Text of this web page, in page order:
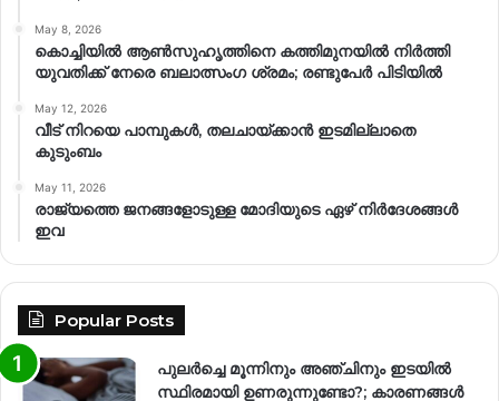
May 8, 2026
കൊച്ചിയിൽ ആൺസുഹൃത്തിനെ കത്തിമുനയിൽ നിർത്തി
യുവതിക്ക് നേരെ ബലാത്സംഗ​ ശ്രമം; രണ്ടുപേർ പിടിയിൽ
May 12, 2026
വീട് നിറയെ പാമ്പുകൾ, തലചായ്ക്കാൻ ഇടമില്ലാതെ
കുടുംബം
May 11, 2026
രാജ്യത്തെ ജനങ്ങളോടുള്ള മോദിയുടെ ഏഴ് നിര്‍ദേശങ്ങള്‍
ഇവ
Popular Posts
പുലർച്ചെ മൂന്നിനും അഞ്ചിനും ഇടയിൽ
സ്ഥിരമായി ഉണരുന്നുണ്ടോ?; കാരണങ്ങള്‍